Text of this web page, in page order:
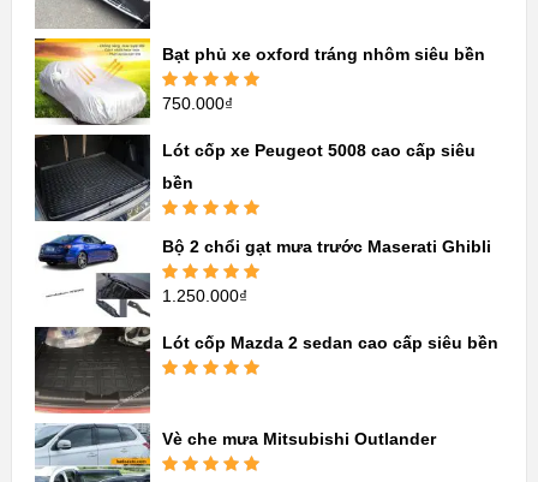
Bạt phủ xe oxford tráng nhôm siêu bền
Được xếp
750.000₫
Lót cốp xe Peugeot 5008 cao cấp siêu
bền
hạng5.005
sao
Bộ 2 chổi gạt mưa trước Maserati Ghibli
Được xếp
1.250.000₫
Lót cốp Mazda 2 sedan cao cấp siêu bền
Vè che mưa Mitsubishi Outlander